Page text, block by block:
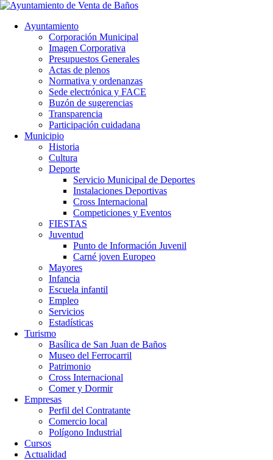
Ayuntamiento
Corporación Municipal
Imagen Corporativa
Presupuestos Generales
Actas de plenos
Normativa y ordenanzas
Sede electrónica y FACE
Buzón de sugerencias
Transparencia
Participación cuidadana
Municipio
Historia
Cultura
Deporte
Servicio Municipal de Deportes
Instalaciones Deportivas
Cross Internacional
Competiciones y Eventos
FIESTAS
Juventud
Punto de Información Juvenil
Carné joven Europeo
Mayores
Infancia
Escuela infantil
Empleo
Servicios
Estadísticas
Turismo
Basílica de San Juan de Baños
Museo del Ferrocarril
Patrimonio
Cross Internacional
Comer y Dormir
Empresas
Perfil del Contratante
Comercio local
Polígono Industrial
Cursos
Actualidad